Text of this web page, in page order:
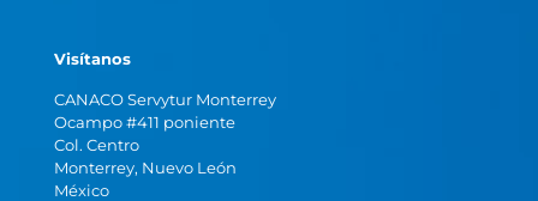
Visítanos
CANACO Servytur Monterrey
Ocampo #411 poniente
Col. Centro
Monterrey, Nuevo León
México